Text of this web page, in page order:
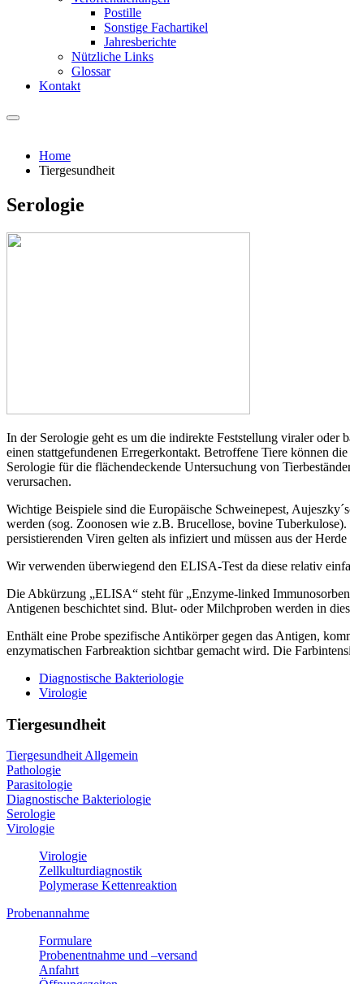
Postille
Sonstige Fachartikel
Jahresberichte
Nützliche Links
Glossar
Kontakt
Home
Tiergesundheit
Serologie
In der Serologie geht es um die indirekte Feststellung viraler
einen stattgefundenen Erregerkontakt. Betroffene Tiere können
Serologie für die flächendeckende Untersuchung von
verursachen.
Wichtige Beispiele sind die Europäische Schweinepest,
werden (sog. Zoonosen wie z.B. Brucellose, bovine
persistierenden Viren gelten als infiziert und müssen aus der
Wir verwenden überwiegend den ELISA-Test da diese relativ
Die Abkürzung „ELISA“ steht für „Enzyme-linked
Antigenen beschichtet sind. Blut- oder Milchproben werden in
Enthält eine Probe spezifische Antikörper gegen das Antigen,
enzymatischen Farbreaktion sichtbar gemacht wird. Die
Diagnostische Bakteriologie
Virologie
Tiergesundheit
Tiergesundheit Allgemein
Pathologie
Parasitologie
Diagnostische Bakteriologie
Serologie
Virologie
Virologie
Zellkulturdiagnostik
Polymerase Kettenreaktion
Probenannahme
Formulare
Probenentnahme und –versand
Anfahrt